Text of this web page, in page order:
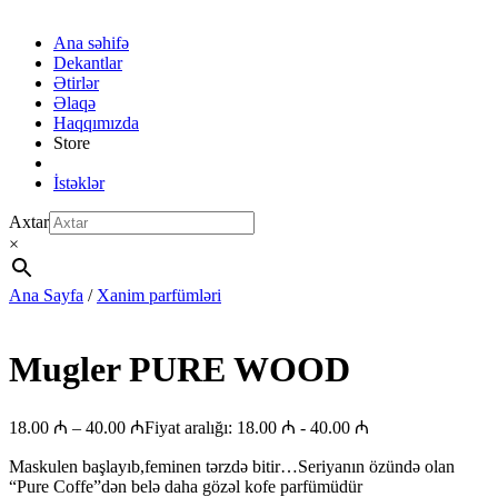
Ana səhifə
Dekantlar
Ətirlər
Əlaqə
Haqqımızda
Store
İstəklər
Axtar
×
Ana Sayfa / Xanim parfümləri
Mugler PURE WOOD
18.00 ₼ – 40.00 ₼Fiyat aralığı: 18.00 ₼ - 40.00 ₼
Maskulen başlayıb,feminen tərzdə bitir…Seriyanın özündə olan
“Pure Coffe”dən belə daha gözəl kofe parfümüdür